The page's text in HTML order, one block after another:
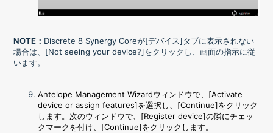
NOTE ： Discrete 8 Synergy Coreが[デバイス]タブに表示されない
場合は、[Not seeing your device?]をクリックし、画面の指示に従
います。
Antelope Management Wizardウィンドウで、[Activate
device or assign features]を選択し、[Continue]をクリック
します。次のウィンドウで、[Register device]の隣にチェッ
クマークを付け、[Continue]をクリックします。